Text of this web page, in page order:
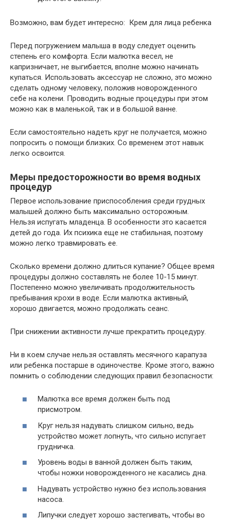
Возможно, вам будет интересно: Крем для лица ребенка
Перед погружением малыша в воду следует оценить
степень его комфорта. Если малютка весел, не
капризничает, не выгибается, вполне можно начинать
купаться. Использовать аксессуар не сложно, это можно
сделать одному человеку, положив новорожденного
себе на колени. Проводить водные процедуры при этом
можно как в маленькой, так и в большой ванне.
Если самостоятельно надеть круг не получается, можно
попросить о помощи близких. Со временем этот навык
легко освоится.
Меры предосторожности во время водных
процедур
Первое использование приспособления среди грудных
малышей должно быть максимально осторожным.
Нельзя испугать младенца. В особенности это касается
детей до года. Их психика еще не стабильная, поэтому
можно легко травмировать ее.
Сколько времени должно длиться купание? Общее время
процедуры должно составлять не более 10-15 минут.
Постепенно можно увеличивать продолжительность
пребывания крохи в воде. Если малютка активный,
хорошо двигается, можно продолжать сеанс.
При снижении активности лучше прекратить процедуру.
Ни в коем случае нельзя оставлять месячного карапуза
или ребенка постарше в одиночестве. Кроме этого, важно
помнить о соблюдении следующих правил безопасности:
Малютка все время должен быть под
присмотром.
Круг нельзя надувать слишком сильно, ведь
устройство может лопнуть, что сильно испугает
грудничка.
Уровень воды в ванной должен быть таким,
чтобы ножки новорожденного не касались дна.
Надувать устройство нужно без использования
насоса.
Липучки следует хорошо застегивать, чтобы во